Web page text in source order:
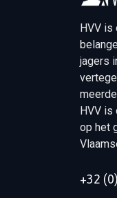
HVV
jagers
HVV is
op het
+32